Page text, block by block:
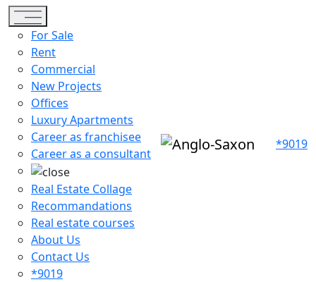
Toggle navigation
For Sale
Rent
Commercial
New Projects
Offices
Luxury Apartments
Career as franchisee
Career as a consultant
Real Estate Collage
Recommandations
Real estate courses
About Us
Contact Us
*9019
*9019